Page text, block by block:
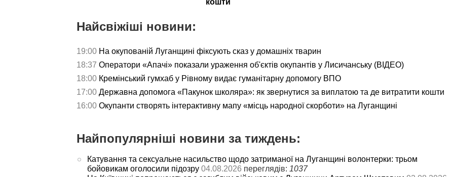
Найсвіжіші новини:
19:00 На окупованій Луганщині фіксують сказ у домашніх тварин
18:37 Оператори «Апачі» показали ураження об'єктів окупантів у Лисичанську (ВІДЕО)
18:00 Кремінський гумхаб у Рівному видає гуманітарну допомогу ВПО
17:00 Державна допомога «Пакунок школяра»: як звернутися за виплатою та де витратити кошти
16:00 Окупанти створять інтерактивну мапу «місць народної скорботи» на Луганщині
Найпопулярніші новини за тиждень:
Катування та сексуальне насильство щодо затриманої на Луганщині волонтерки: трьом
бойовикам оголосили підозру 04.08.2026 переглядів: 1037